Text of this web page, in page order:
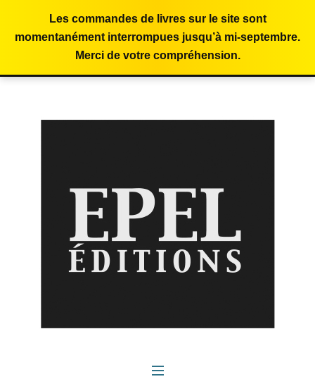
Les commandes de livres sur le site sont
momentanément interrompues jusqu’à mi-septembre.
Merci de votre compréhension.